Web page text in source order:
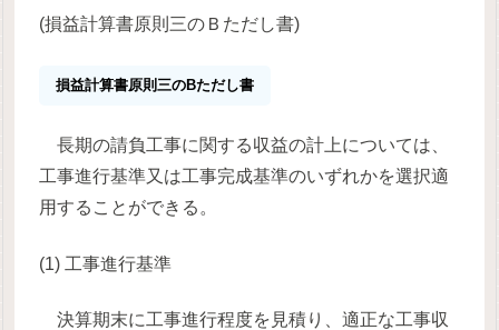
(損益計算書原則三のＢただし書)
損益計算書原則三のBただし書
長期の請負工事に関する収益の計上については、
工事進行基準又は工事完成基準のいずれかを選択適
用することができる。
(1) 工事進行基準
決算期末に工事進行程度を見積り、適正な工事収